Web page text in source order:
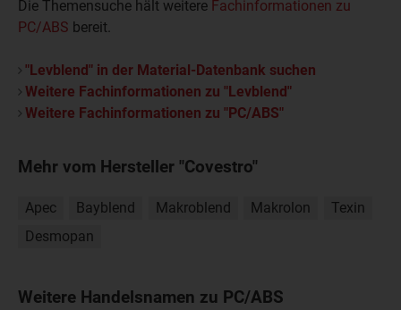
Die Themensuche hält weitere Fachinformationen zu
PC/ABS bereit.
"Levblend" in der Material-Datenbank suchen
Weitere Fachinformationen zu "Levblend"
Weitere Fachinformationen zu "PC/ABS"
Mehr vom Hersteller "Covestro"
Apec Bayblend Makroblend Makrolon
Texin
Desmopan
Weitere Handelsnamen zu PC/ABS